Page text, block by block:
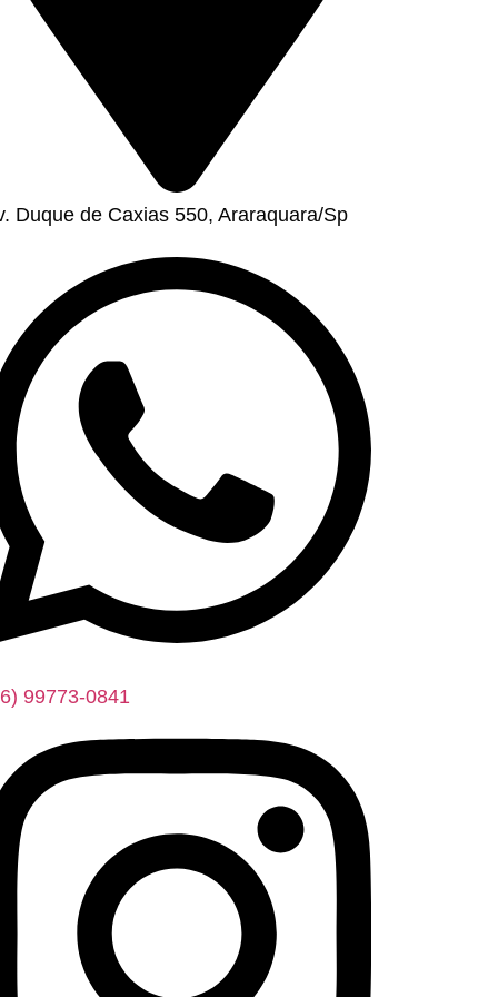
Duque de Caxias 550, Araraquara/Sp
99773-0841